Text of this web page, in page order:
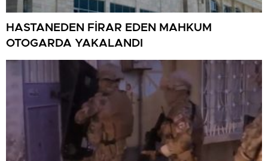
HASTANEDEN FİRAR EDEN MAHKUM
OTOGARDA YAKALANDI